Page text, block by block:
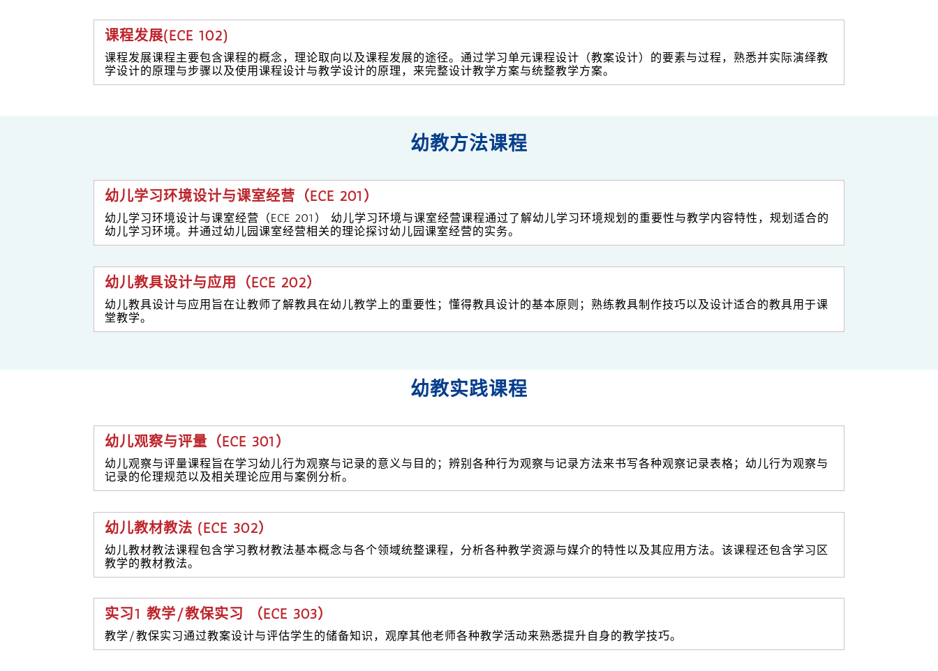
课程发展(ECE 102)
课程发展课程主要包含课程的概念，理论取向以及课程发展的途径。通过学习单元课程设计（教案设计）的要素与过程，熟悉并实际演绎教
学设计的原理与步骤以及使用课程设计与教学设计的原理，来完整设计教学方案与统整教学方案。
幼教方法课程
幼儿学习环境设计与课室经营（ECE 201）
幼儿学习环境设计与课室经营（ECE 201） 幼儿学习环境与课室经营课程通过了解幼儿学习环境规划的重要性与教学内容特性，规划适合的
幼儿学习环境。并通过幼儿园课室经营相关的理论探讨幼儿园课室经营的实务。
幼儿教具设计与应用（ECE 202）
幼儿教具设计与应用旨在让教师了解教具在幼儿教学上的重要性；懂得教具设计的基本原则；熟练教具制作技巧以及设计适合的教具用于课
堂教学。
幼教实践课程
幼儿观察与评量（ECE 301）
幼儿观察与评量课程旨在学习幼儿行为观察与记录的意义与目的；辨别各种行为观察与记录方法来书写各种观察记录表格；幼儿行为观察与
记录的伦理规范以及相关理论应用与案例分析。
幼儿教材教法 (ECE 302）
幼儿教材教法课程包含学习教材教法基本概念与各个领域统整课程，分析各种教学资源与媒介的特性以及其应用方法。该课程还包含学习区
教学的教材教法。
实习1 教学/教保实习 （ECE 303）
教学/教保实习通过教案设计与评估学生的储备知识，观摩其他老师各种教学活动来熟悉提升自身的教学技巧。